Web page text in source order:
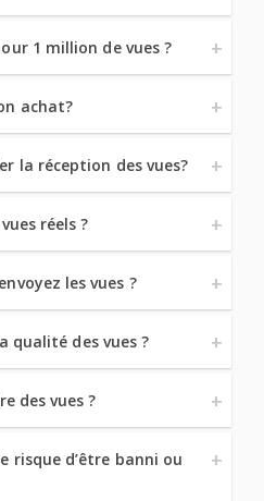
1 million de vues ?
achat?
la réception des vues?
réels ?
les vues ?
qualité des vues ?
des vues ?
risque d’être banni ou